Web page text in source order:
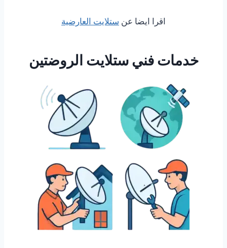
اقرا ايضا عنستلايت العارضية
خدمات فني ستلايت الروضتين